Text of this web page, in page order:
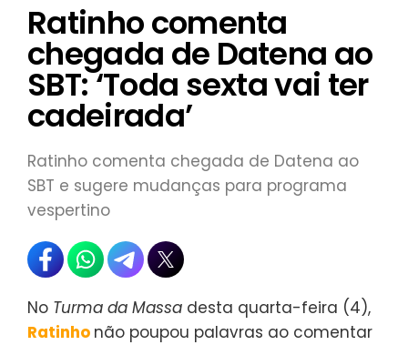
Ratinho comenta
chegada de Datena ao
SBT: ‘Toda sexta vai ter
cadeirada’
Ratinho comenta chegada de Datena ao
SBT e sugere mudanças para programa
vespertino
No Turma da Massa desta quarta-feira (4),
Ratinho não poupou palavras ao comentar